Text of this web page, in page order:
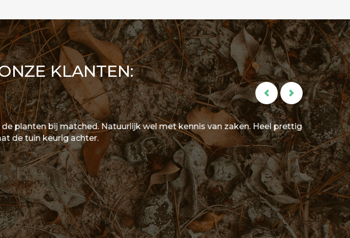
KLANTEN:
bij matched. Natuurlijk wel met kennis van zaken. Heel prettig om
tuin keurig achter.